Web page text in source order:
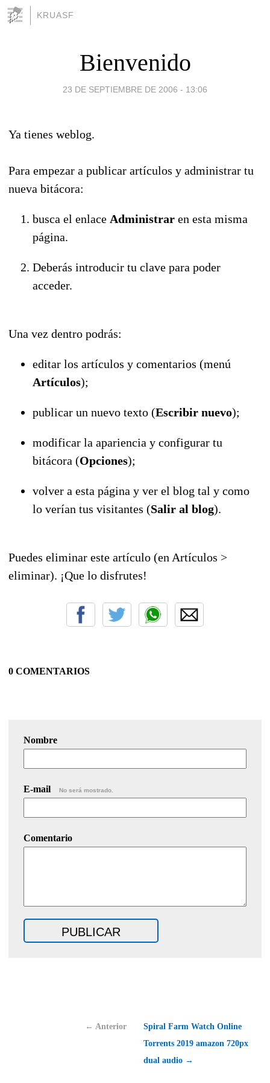
KRUASF
Bienvenido
23 DE SEPTIEMBRE DE 2006 - 13:06
Ya tienes weblog.
Para empezar a publicar artículos y administrar tu
nueva bitácora:
busca el enlace Administrar en esta misma
página.
Deberás introducir tu clave para poder
acceder.
Una vez dentro podrás:
editar los artículos y comentarios (menú
Artículos);
publicar un nuevo texto (Escribir nuevo);
modificar la apariencia y configurar tu
bitácora (Opciones);
volver a esta página y ver el blog tal y como
lo verían tus visitantes (Salir al blog).
Puedes eliminar este artículo (en Artículos >
eliminar). ¡Que lo disfrutes!
0 COMENTARIOS
Nombre
E-mail No será mostrado.
Comentario
← Anterior
Spiral Farm Watch Online
Torrents 2019 amazon 720px
dual audio →